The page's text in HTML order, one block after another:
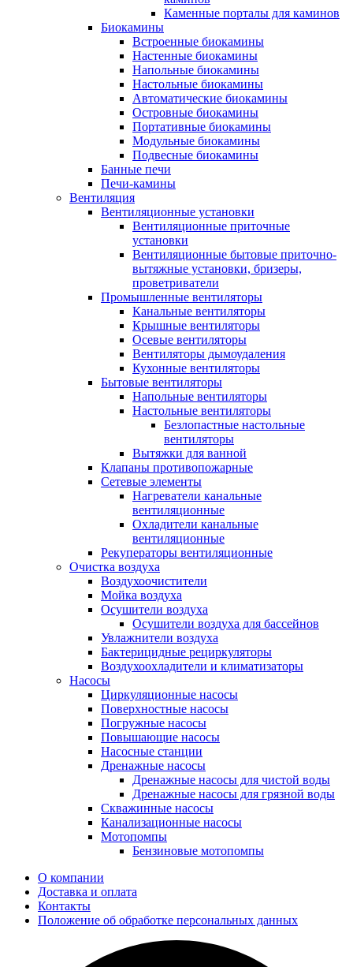
Каменные порталы для каминов
Биокамины
Встроенные биокамины
Настенные биокамины
Напольные биокамины
Настольные биокамины
Автоматические биокамины
Островные биокамины
Портативные биокамины
Модульные биокамины
Подвесные биокамины
Банные печи
Печи-камины
Вентиляция
Вентиляционные установки
Вентиляционные приточные
установки
Вентиляционные бытовые приточно-
вытяжные установки, бризеры,
проветриватели
Промышленные вентиляторы
Канальные вентиляторы
Крышные вентиляторы
Осевые вентиляторы
Вентиляторы дымоудаления
Кухонные вентиляторы
Бытовые вентиляторы
Напольные вентиляторы
Настольные вентиляторы
Безлопастные настольные
вентиляторы
Вытяжки для ванной
Клапаны противопожарные
Сетевые элементы
Нагреватели канальные
вентиляционные
Охладители канальные
вентиляционные
Рекуператоры вентиляционные
Очистка воздуха
Воздухоочистители
Мойка воздуха
Осушители воздуха
Осушители воздуха для бассейнов
Увлажнители воздуха
Бактерицидные рециркуляторы
Воздухоохладители и климатизаторы
Насосы
Циркуляционные насосы
Поверхностные насосы
Погружные насосы
Повышающие насосы
Насосные станции
Дренажные насосы
Дренажные насосы для чистой воды
Дренажные насосы для грязной воды
Скважинные насосы
Канализационные насосы
Мотопомпы
Бензиновые мотопомпы
О компании
Доставка и оплата
Контакты
Положение об обработке персональных данных